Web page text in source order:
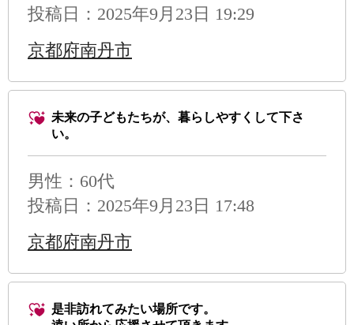
投稿日：2025年9月23日 19:29
京都府南丹市
未来の子どもたちが、暮らしやすくして下さ
い。
男性 ：60代
投稿日：2025年9月23日 17:48
京都府南丹市
是非訪れてみたい場所です。